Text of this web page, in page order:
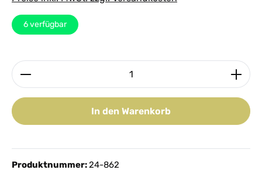
6verfügbar
Produkt Anzahl: Gib den gewünschten Wert ein
In den Warenkorb
Produktnummer:24-862